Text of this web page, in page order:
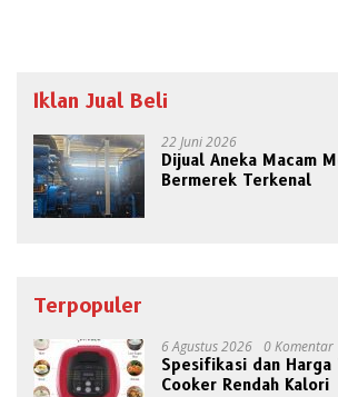
Iklan Jual Beli
22 Juni 2026
Dijual Aneka Macam
Bermerek Terkenal
Terpopuler
6 Agustus 2026 0 Komentar
Spesifikasi dan Harga
Cooker Rendah Kalori